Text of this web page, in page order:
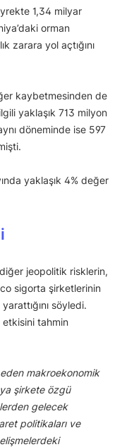
1,34 milyar
orman
zarara yol açtığını
kaybetmesinden de
yaklaşık 713 milyon
döneminde ise 597
yaklaşık 4% değer
jeopolitik risklerin,
sigorta şirketlerinin
söyledi.
etkisini tahmin
makroekonomik
şirkete özgü
gelecek
politikaları ve